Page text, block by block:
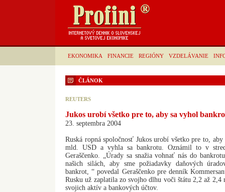
EKONOMIKA FINANCIE REGIÓNY VZDELÁVANIE
ČLÁNOK
REUTERS
Jukos urobí všetko pre to, aby sa vyhol
23. septembra 2004
Ruská ropná spoločnosť Jukos urobí všetko pre to,
mld. USD a vyhla sa bankrotu. Oznámil to v
Geraščenko. „Úrady sa snažia vohnať nás do
našich silách, aby sme požiadavky daňových
bankrot, “ povedal Geraščenko pre denník
Rusku už zaplatila zo svojho dlhu voči štátu 2,2 až
svojich aktív a bankových účtov.